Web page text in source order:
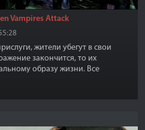
Vampires Attack
жители убегут в свои
закончится, то их
образу жизни. Все